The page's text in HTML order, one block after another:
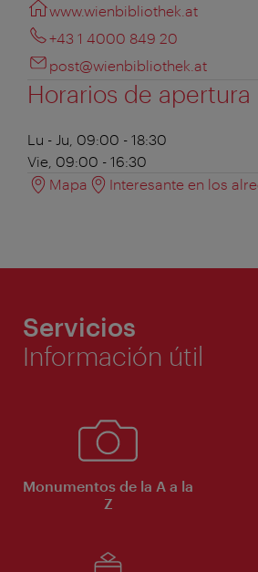
www.wienbibliothek.at
+43 1 4000 849 20
post@wienbibliothek.at
Horarios de apertura
Lu - Ju, 09:00 - 18:30
Vie, 09:00 - 16:30
Mapa
Interesante en los
Servicios
Información útil
Monumentos de la A a la
Z